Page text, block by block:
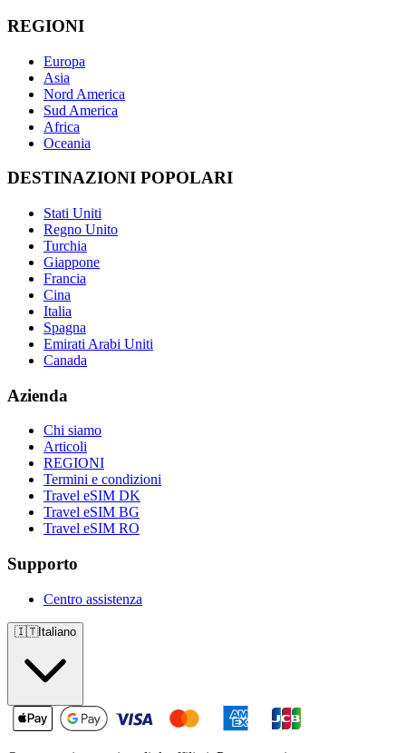
REGIONI
Europa
Asia
Nord America
Sud America
Africa
Oceania
DESTINAZIONI POPOLARI
Stati Uniti
Regno Unito
Turchia
Giappone
Francia
Cina
Italia
Spagna
Emirati Arabi Uniti
Canada
Azienda
Chi siamo
Articoli
REGIONI
Termini e condizioni
Travel eSIM DK
Travel eSIM BG
Travel eSIM RO
Supporto
Centro assistenza
🇮🇹Italiano